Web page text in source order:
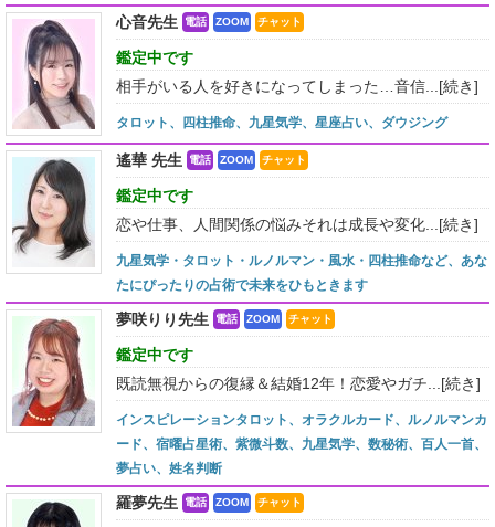
心音先生 電話 ZOOM チャット
鑑定中です
相手がいる人を好きになってしまった…音信... [続き]
タロット、四柱推命、九星気学、星座占い、ダウジング
遙華 先生 電話 ZOOM チャット
鑑定中です
恋や仕事、人間関係の悩みそれは成長や変化... [続き]
九星気学・タロット・ルノルマン・風水・四柱推命など、あな
たにぴったりの占術で未来をひもときます
夢咲りり先生 電話 ZOOM チャット
鑑定中です
既読無視からの復縁＆結婚12年！恋愛やガチ... [続き]
インスピレーションタロット、オラクルカード、ルノルマンカ
ード、宿曜占星術、紫微斗数、九星気学、数秘術、百人一首、
夢占い、姓名判断
羅夢先生 電話 ZOOM チャット